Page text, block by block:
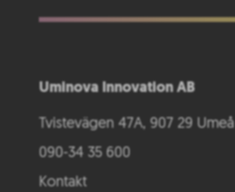
Uminova Innovation AB
Tvistevägen 47A, 907 29 Umeå
090-34 35 600
Kontakt